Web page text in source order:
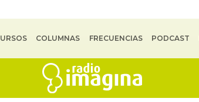
COLUMNAS FRECUENCIAS PODCAST